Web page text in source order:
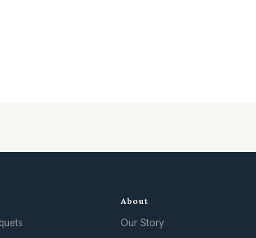
About
Our Story